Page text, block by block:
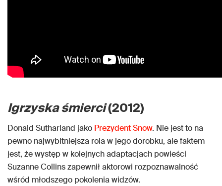
Igrzyska śmierci(2012)
Donald Sutharland jako Prezydent Snow. Nie jest to na
pewno najwybitniejsza rola w jego dorobku, ale faktem
jest, że występ w kolejnych adaptacjach powieści
Suzanne Collins zapewnił aktorowi rozpoznawalność
wśród młodszego pokolenia widzów.